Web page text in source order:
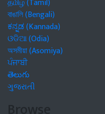
বাঙালি (Bengali)
ಕನ್ನಡ (Kannada)
ଓଡିଆ (Odia)
অসমীয়া (Asomiya)
ਪੰਜਾਬੀ
తెలుగు
ગુજરાતી